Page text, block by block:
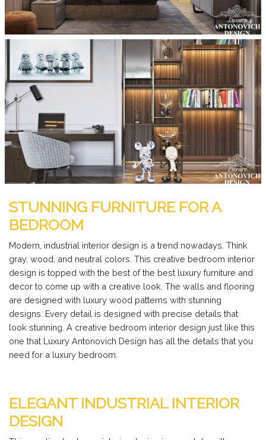
STUNNING FURNITURE FOR A
BEDROOM
Modern, industrial interior design is a trend nowadays. Think
gray, wood, and neutral colors. This creative bedroom interior
design is topped with the best of the best luxury furniture and
decor to come up with a creative look. The walls and flooring
are designed with luxury wood patterns with stunning
designs. Every detail is designed with precise details that
look stunning. A creative bedroom interior design just like this
one that Luxury Antonovich Design has all the details that you
need for a luxury bedroom.
ELEGANT INDUSTRIAL INTERIOR
DESIGN